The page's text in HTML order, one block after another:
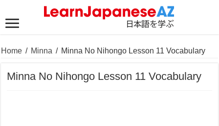
Home / Minna / Minna No Nihongo Lesson 11 Vocabulary
Minna No Nihongo Lesson 11 Vocabulary